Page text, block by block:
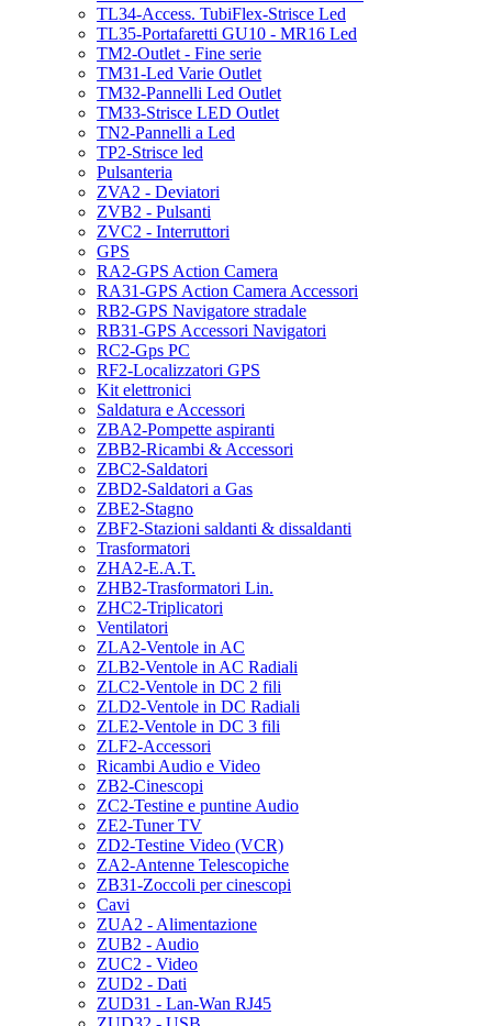
TL34-Access. TubiFlex-Strisce Led
TL35-Portafaretti GU10 - MR16 Led
TM2-Outlet - Fine serie
TM31-Led Varie Outlet
TM32-Pannelli Led Outlet
TM33-Strisce LED Outlet
TN2-Pannelli a Led
TP2-Strisce led
Pulsanteria
ZVA2 - Deviatori
ZVB2 - Pulsanti
ZVC2 - Interruttori
GPS
RA2-GPS Action Camera
RA31-GPS Action Camera Accessori
RB2-GPS Navigatore stradale
RB31-GPS Accessori Navigatori
RC2-Gps PC
RF2-Localizzatori GPS
Kit elettronici
Saldatura e Accessori
ZBA2-Pompette aspiranti
ZBB2-Ricambi & Accessori
ZBC2-Saldatori
ZBD2-Saldatori a Gas
ZBE2-Stagno
ZBF2-Stazioni saldanti & dissaldanti
Trasformatori
ZHA2-E.A.T.
ZHB2-Trasformatori Lin.
ZHC2-Triplicatori
Ventilatori
ZLA2-Ventole in AC
ZLB2-Ventole in AC Radiali
ZLC2-Ventole in DC 2 fili
ZLD2-Ventole in DC Radiali
ZLE2-Ventole in DC 3 fili
ZLF2-Accessori
Ricambi Audio e Video
ZB2-Cinescopi
ZC2-Testine e puntine Audio
ZE2-Tuner TV
ZD2-Testine Video (VCR)
ZA2-Antenne Telescopiche
ZB31-Zoccoli per cinescopi
Cavi
ZUA2 - Alimentazione
ZUB2 - Audio
ZUC2 - Video
ZUD2 - Dati
ZUD31 - Lan-Wan RJ45